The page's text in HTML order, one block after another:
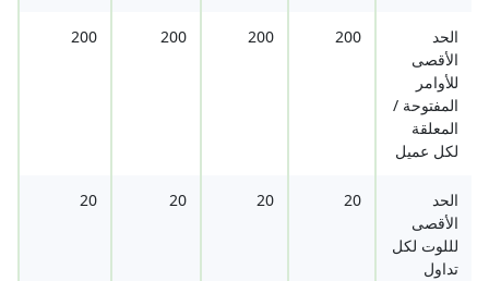
الحد
الأقصى
للأوامر
المفتوحة /
المعلقة
لكل عميل
200
200
200
200
الحد
الأقصى
لللوت لكل
تداول
20
20
20
20